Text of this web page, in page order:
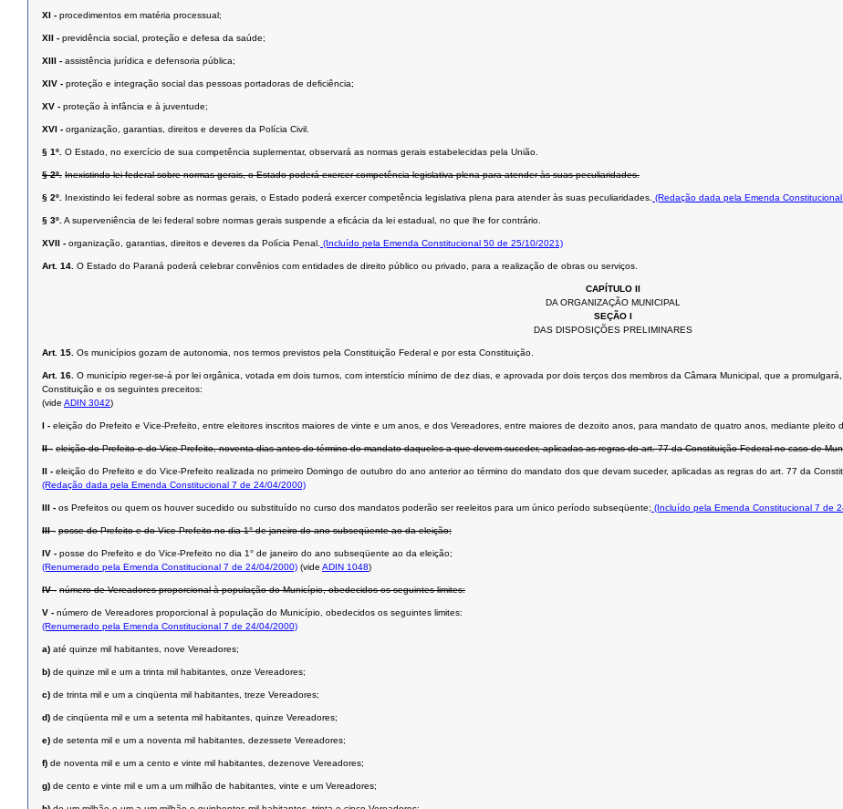
XI - procedimentos em matéria processual;
XII - previdência social, proteção e defesa da saúde;
XIII - assistência jurídica e defensoria pública;
XIV - proteção e integração social das pessoas portadoras de deﬁciência;
XV - proteção à infância e à juventude;
XVI - organização, garantias, direitos e deveres da Polícia Civil.
§ 1º. O Estado, no exercício de sua competência suplementar, observará as normas gerais estabelecidas pela União.
§ 2º. Inexistindo lei federal sobre normas gerais, o Estado poderá exercer competência legislativa plena para atender às suas peculiaridades.
§ 2º. Inexistindo lei federal sobre as normas gerais, o Estado poderá exercer competência legislativa plena para atender às suas peculiaridades. (Redação dada pela Emenda
§ 3º. A superveniência de lei federal sobre normas gerais suspende a eﬁcácia da lei estadual, no que lhe for contrário.
XVII - organização, garantias, direitos e deveres da Polícia Penal. (Incluído pela Emenda Constitucional 50 de 25/10/2021)
Art. 14. O Estado do Paraná poderá celebrar convênios com entidades de direito público ou privado, para a realização de obras ou serviços.
CAPÍTULO II
DA ORGANIZAÇÃO MUNICIPAL
SEÇÃO I
DAS DISPOSIÇÕES PRELIMINARES
Art. 15. Os municípios gozam de autonomia, nos termos previstos pela Constituição Federal e por esta Constituição.
Art. 16. O município reger-se-á por lei orgânica, votada em dois turnos, com interstício mínimo de dez dias, e aprovada por dois terços dos membros da Câmara Municipal, que a
Constituição e os seguintes preceitos:
(vide ADIN 3042)
I - eleição do Prefeito e Vice-Prefeito, entre eleitores inscritos maiores de vinte e um anos, e dos Vereadores, entre maiores de dezoito anos, para mandato de quatro anos, mediante pleito
II - eleição do Prefeito e do Vice-Prefeito, noventa dias antes do término do mandato daqueles a que devem suceder, aplicadas as regras do art. 77 da Constituição Federal no caso de
II - eleição do Prefeito e do Vice-Prefeito realizada no primeiro Domingo de outubro do ano anterior ao término do mandato dos que devam suceder, aplicadas as regras do art. 77 da
(Redação dada pela Emenda Constitucional 7 de 24/04/2000)
III - os Prefeitos ou quem os houver sucedido ou substituído no curso dos mandatos poderão ser reeleitos para um único período subseqüente; (Incluído pela Emenda Constitucional 7 de
III - posse do Prefeito e do Vice-Prefeito no dia 1° de janeiro do ano subseqüente ao da eleição;
IV - posse do Prefeito e do Vice-Prefeito no dia 1° de janeiro do ano subseqüente ao da eleição;
(Renumerado pela Emenda Constitucional 7 de 24/04/2000) (vide ADIN 1048)
IV - número de Vereadores proporcional à população do Município, obedecidos os seguintes limites:
V - número de Vereadores proporcional à população do Município, obedecidos os seguintes limites:
(Renumerado pela Emenda Constitucional 7 de 24/04/2000)
a) até quinze mil habitantes, nove Vereadores;
b) de quinze mil e um a trinta mil habitantes, onze Vereadores;
c) de trinta mil e um a cinqüenta mil habitantes, treze Vereadores;
d) de cinqüenta mil e um a setenta mil habitantes, quinze Vereadores;
e) de setenta mil e um a noventa mil habitantes, dezessete Vereadores;
f) de noventa mil e um a cento e vinte mil habitantes, dezenove Vereadores;
g) de cento e vinte mil e um a um milhão de habitantes, vinte e um Vereadores;